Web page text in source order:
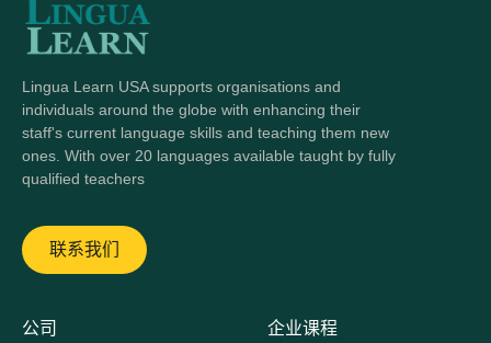
Lingua Learn USA supports organisations and
individuals around the globe with enhancing their
staff's current language skills and teaching them new
ones. With over 20 languages available taught by fully
qualified teachers
联系我们
公司 企业课程